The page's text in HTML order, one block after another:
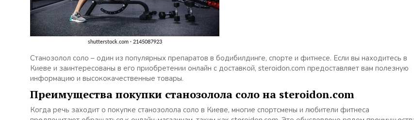
Станозолол соло – один из популярных препаратов в бодибилдинге, спорте и фитнесе. Если вы находитесь в
Киеве и заинтересованы в его приобретении онлайн с доставкой, steroidon.com предоставляет вам полезную
информацию и высококачественные товары.
Преимущества покупки станозолола соло на steroidon.com
Когда речь заходит о покупке станозолола соло в Киеве, многие спортсмены и любители фитнеса